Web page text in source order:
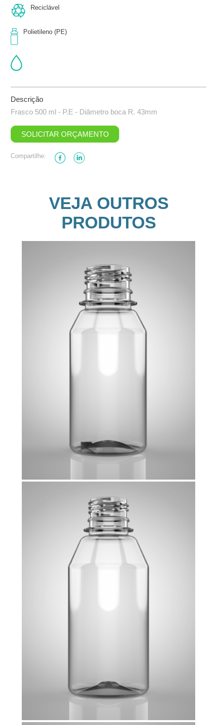
Reciclável
Polietileno (PE)
Descrição
Frasco 500 ml - P.E - Diâmetro boca R. 43mm
SOLICITAR ORÇAMENTO
Compartilhe:
VEJA OUTROS
PRODUTOS